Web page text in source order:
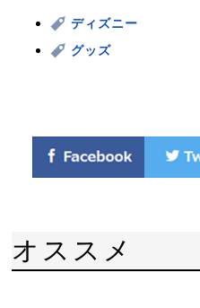
ディズニー
グッズ
オススメ